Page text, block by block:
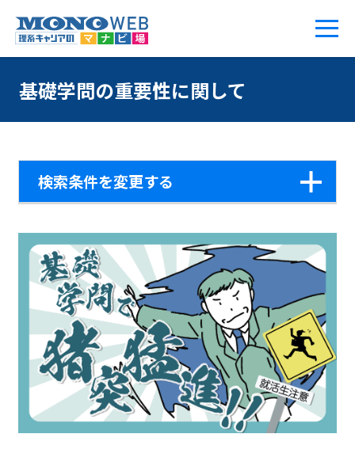
基礎学問の重要性に関して
検索条件を変更する